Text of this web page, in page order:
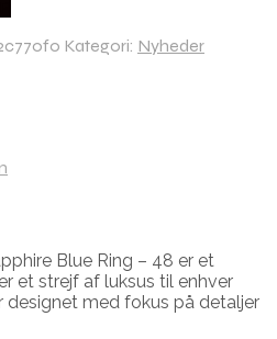
Kategori: Nyheder
Blue Ring – 48 er et
et strejf af luksus til enhver
designet med fokus på detaljer